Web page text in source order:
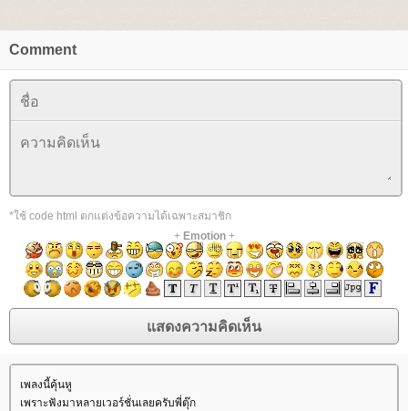
Comment
*ใช้ code html ตกแต่งข้อความได้เฉพาะสมาชิก
+ Emotion+
เพลงนี้คุ้นหู
เพราะฟังมาหลายเวอร์ชั่นเลยครับพี่ตุ๊ก